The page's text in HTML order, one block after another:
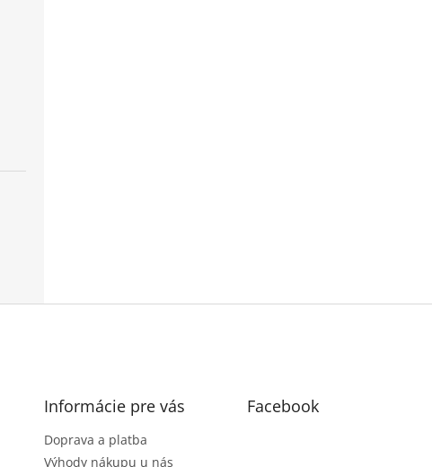
Informácie pre vás
Doprava a platba
Výhody nákupu u nás
Facebook